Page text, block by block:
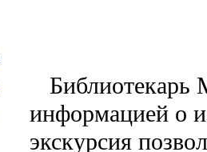
информацией о
экскурсия